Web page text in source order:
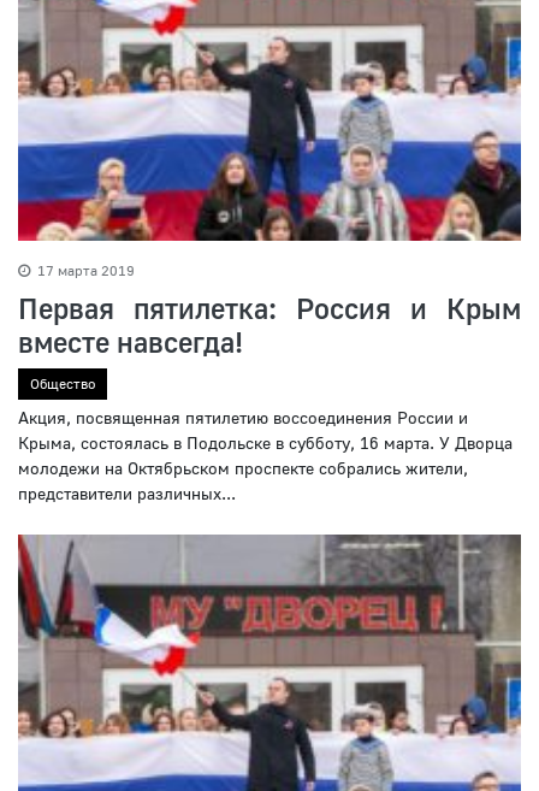
17 марта 2019
Первая пятилетка: Россия и Крым
вместе навсегда!
Общество
Акция, посвященная пятилетию воссоединения России и
Крыма, состоялась в Подольске в субботу, 16 марта. У Дворца
молодежи на Октябрьском проспекте собрались жители,
представители различных...